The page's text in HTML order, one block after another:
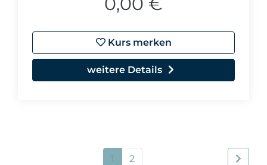
Kurs merken
weitere Details
1 2